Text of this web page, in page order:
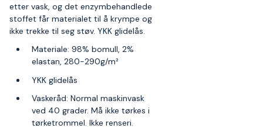
etter vask, og det enzymbehandlede
stoffet får materialet til å krympe og
ikke trekke til seg støv. YKK glidelås.
Materiale: 98% bomull, 2%
elastan, 280-290g/m²
YKK glidelås
Vaskeråd: Normal maskinvask
ved 40 grader. Må ikke tørkes i
tørketrommel. Ikke renseri.